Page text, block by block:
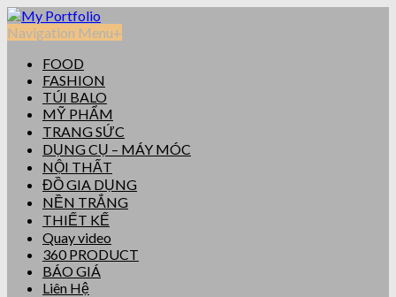
Navigation Menu+
FOOD
FASHION
TÚI BALO
MỸ PHẨM
TRANG SỨC
DỤNG CỤ – MÁY MÓC
NỘI THẤT
ĐỒ GIA DỤNG
NỀN TRẮNG
THIẾT KẾ
Quay video
360 PRODUCT
BÁO GIÁ
Liên Hệ